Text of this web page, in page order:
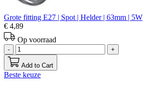
Grote fitting E27 | Spot | Helder | 63mm | 5W
€ 4,89
Op voorraad
- +
Add to Cart
Beste keuze